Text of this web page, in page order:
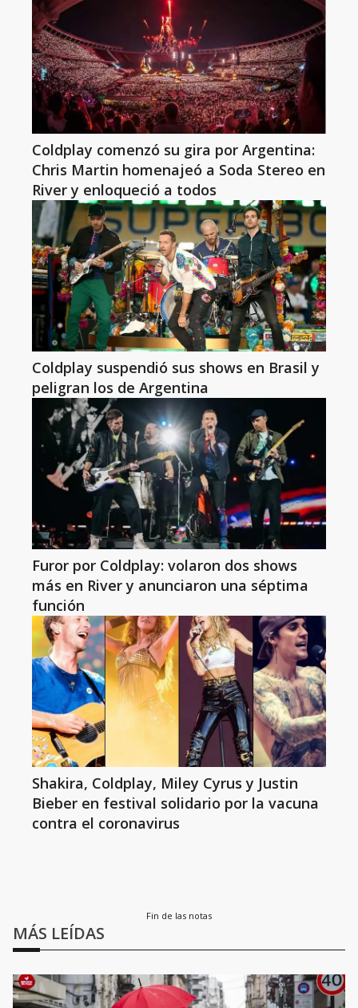
Coldplay comenzó su gira por Argentina:
Chris Martin homenajeó a Soda Stereo en
River y enloqueció a todos
Coldplay suspendió sus shows en Brasil y
peligran los de Argentina
Furor por Coldplay: volaron dos shows
más en River y anunciaron una séptima
función
Shakira, Coldplay, Miley Cyrus y Justin
Bieber en festival solidario por la vacuna
contra el coronavirus
Fin de las notas
MÁS LEÍDAS